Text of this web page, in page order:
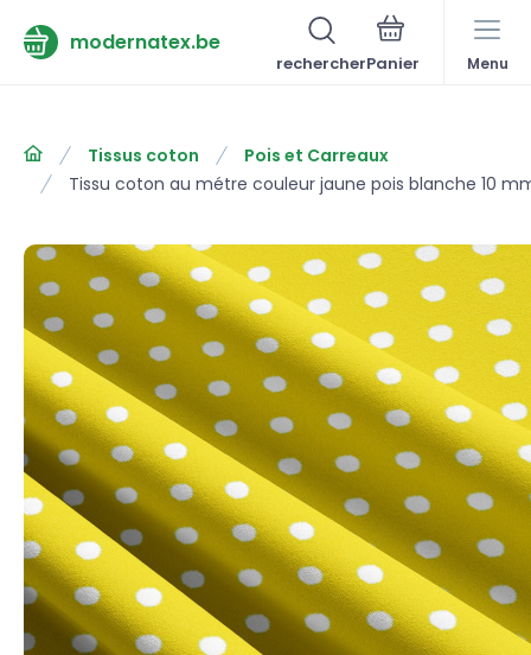
modernatex.be
rechercher Menu
Tissus coton
Pois et Carreaux
Tissu coton au métre couleur jaune pois blanche 10